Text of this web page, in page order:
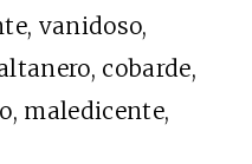
vanidoso,
cobarde,
maledicente,